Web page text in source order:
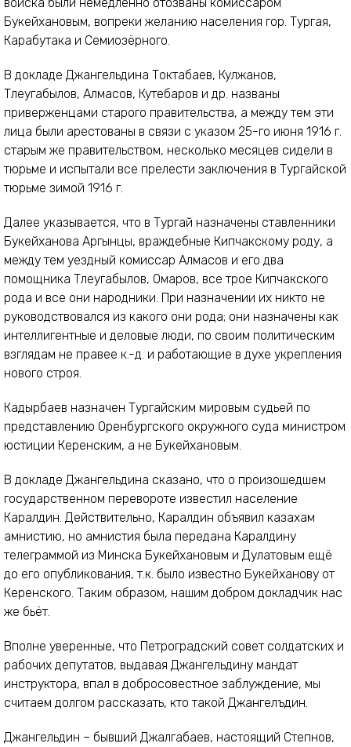
Букейхановым, вопреки желанию населения гор. Тургая,
Карабутака и Семиозёрного.
В докладе Джангельдина Токтабаев, Кулжанов,
Тлеугабылов, Алмасов, Кутебаров и др. названы
приверженцами старого правительства, а между тем эти
лица были арестованы в связи с указом 25-го июня 1916 г.
старым же правительством, несколько месяцев сидели в
тюрьме и испытали все прелести заключения в Тургайской
тюрьме зимой 1916 г.
Далее указывается, что в Тургай назначены ставленники
Букейханова Аргынцы, враждебные Кипчакскому роду, а
между тем уездный комиссар Алмасов и его два
помощника Тлеугабылов, Омаров, все трое Кипчакского
рода и все они народники. При назначении их никто не
руководствовался из какого они рода; они назначены как
интеллигентные и деловые люди, по своим политическим
взглядам не правее к.-д. и работающие в духе укрепления
нового строя.
Кадырбаев назначен Тургайским мировым судьей по
представлению Оренбургского окружного суда министром
юстиции Керенским, а не Букейхановым.
В докладе Джангельдина сказано, что о произошедшем
государственном перевороте известил население
Каралдин. Действительно, Каралдин объявил казахам
амнистию, но амнистия была передана Каралдину
телеграммой из Минска Букейхановым и Дулатовым ещё
до его опубликования, т.к. было известно Букейханову от
Керенского. Таким образом, нашим добром докладчик нас
же бьёт.
Вполне уверенные, что Петроградский совет солдатских и
рабочих депутатов, выдавая Джангельдину мандат
инструктора, впал в добросовестное заблуждение, мы
считаем долгом рассказать, кто такой Джангелъдин.
Джангельдин – бывший Джалгабаев, настоящий Степнов,